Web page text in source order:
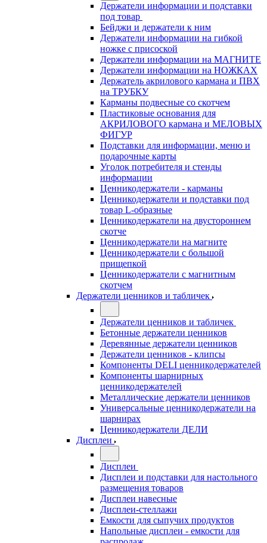
Держатели информации и подставки
под товар
Бейджи и держатели к ним
Держатели информации на гибкой
ножке с присоской
Держатели информации на МАГНИТЕ
Держатели информации на НОЖКАХ
Держатель акрилового кармана и ПВХ
на ТРУБКУ
Карманы подвесные со скотчем
Пластиковые основания для
АКРИЛОВОГО кармана и МЕЛОВЫХ
ФИГУР
Подставки для информации, меню и
подарочные карты
Уголок потребителя и стенды
информации
Ценникодержатели - карманы
Ценникодержатели и подставки под
товар L-образные
Ценникодержатели на двустороннем
скотче
Ценникодержатели на магните
Ценникодержатели с большой
прищепкой
Ценникодержатели с магнитным
скотчем
Держатели ценников и табличек
Держатели ценников и табличек
Бетонные держатели ценников
Деревянные держатели ценников
Держатели ценников - клипсы
Компоненты DELI ценникодержателей
Компоненты шарнирных
ценникодержателей
Металлические держатели ценников
Универсальные ценникодержатели на
шарнирах
Ценникодержатели ДЕЛИ
Дисплеи
Дисплеи
Дисплеи и подставки для настольного
размещения товаров
Дисплеи навесные
Дисплеи-стеллажи
Емкости для сыпучих продуктов
Напольные дисплеи - емкости для